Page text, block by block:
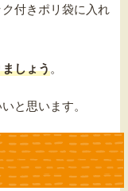
付きポリ袋に入れ
しょう。
と思います。